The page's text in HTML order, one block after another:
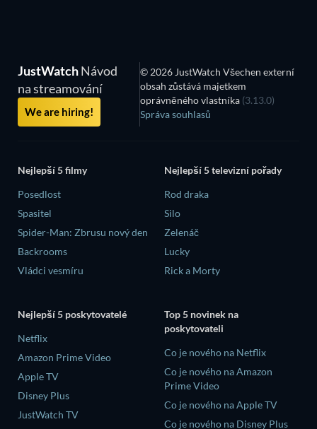
JustWatchNávod
na streamování
We are hiring!
© 2026 JustWatch Všechen externí
obsah zůstává majetkem
oprávněného vlastníka (3.13.0)
Správa souhlasů
Nejlepší 5 filmy
Posedlost
Spasitel
Spider-Man: Zbrusu nový den
Backrooms
Vládci vesmíru
Nejlepší 5 televizní pořady
Rod draka
Silo
Zelenáč
Lucky
Rick a Morty
Nejlepší 5 poskytovatelé
Netflix
Amazon Prime Video
Apple TV
Disney Plus
JustWatch TV
Top 5 novinek na
poskytovateli
Co je nového na Netflix
Co je nového na Amazon
Prime Video
Co je nového na Apple TV
Co je nového na Disney Plus